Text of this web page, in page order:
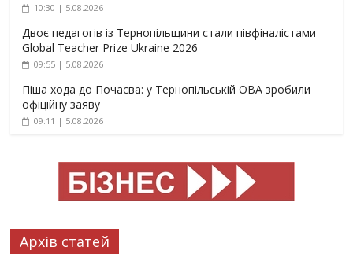
10:30 | 5.08.2026
Двоє педагогів із Тернопільщини стали півфіналістами
Global Teacher Prize Ukraine 2026
09:55 | 5.08.2026
Піша хода до Почаєва: у Тернопільській ОВА зробили
офіційну заяву
09:11 | 5.08.2026
Архів статей